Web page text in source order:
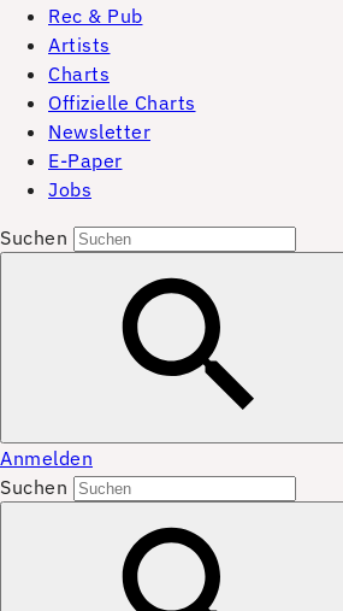
Rec & Pub
Artists
Charts
Offizielle Charts
Newsletter
E-Paper
Jobs
Suchen
Anmelden
Suchen